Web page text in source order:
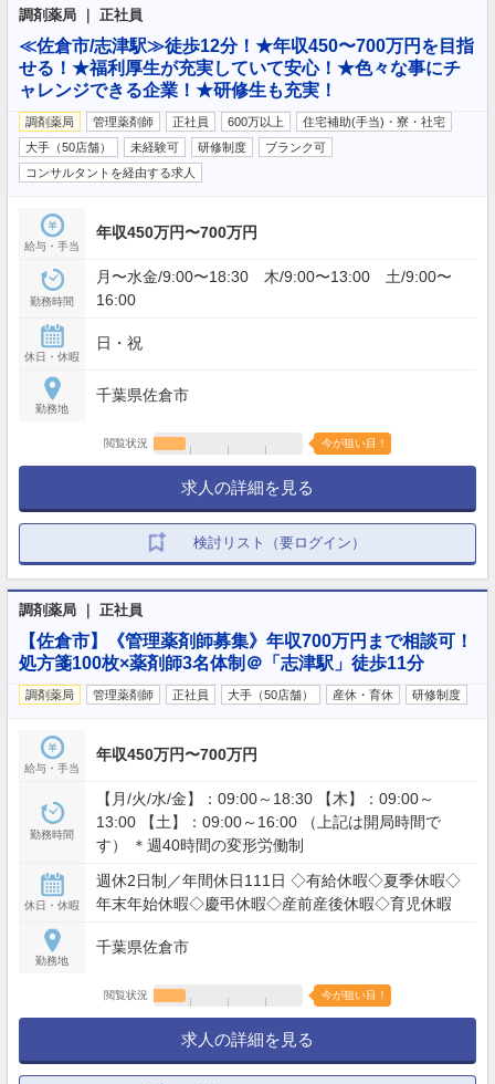
調剤薬局 ｜ 正社員
≪佐倉市/志津駅≫徒歩12分！★年収450〜700万円を目指
せる！★福利厚生が充実していて安心！★色々な事にチ
ャレンジできる企業！★研修生も充実！
調剤薬局 管理薬剤師 正社員 600万以上
住宅補助(手当)・寮・社宅
大手（50店舗）
未経験可 研修制度
ブランク可
コンサルタントを経由する求人
給与・手当
年収450万円〜700万円
勤務時間
月〜水金/9:00〜18:30 木/9:00〜13:00 土/9:00〜
16:00
休日・休暇
日・祝
勤務地
千葉県佐倉市
閲覧状況 今が狙い目！
求人の詳細を見る
検討リスト（要ログイン）
調剤薬局 ｜ 正社員
【佐倉市】《管理薬剤師募集》年収700万円まで相談可！
処方箋100枚×薬剤師3名体制＠「志津駅」徒歩11分
調剤薬局 管理薬剤師 正社員 大手（50店舗） 産休・育休 研修制度
給与・手当
年収450万円〜700万円
勤務時間
【月/火/水/金】：09:00～18:30 【木】：09:00～
13:00 【土】：09:00～16:00 （上記は開局時間で
す） ＊週40時間の変形労働制
休日・休暇
週休2日制／年間休日111日 ◇有給休暇◇夏季休暇◇
年末年始休暇◇慶弔休暇◇産前産後休暇◇育児休暇
勤務地
千葉県佐倉市
閲覧状況 今が狙い目！
求人の詳細を見る